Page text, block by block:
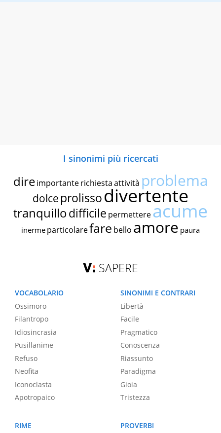
I sinonimi più ricercati
dire importante richiestaattività problema
dolce prolissodivertente
tranquillodifficile permettereacume
inerme particolarefare bello amore paura
SAPERE
VOCABOLARIO
Ossimoro
Filantropo
Idiosincrasia
Pusillanime
Refuso
Neofita
Iconoclasta
Apotropaico
SINONIMI E CONTRARI
Libertà
Facile
Pragmatico
Conoscenza
Riassunto
Paradigma
Gioia
Tristezza
RIME
PROVERBI